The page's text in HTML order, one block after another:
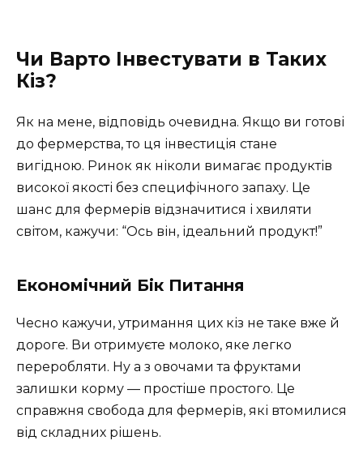
Чи Варто Інвестувати в Таких
Кіз?
Як на мене, відповідь очевидна. Якщо ви готові
до фермерства, то ця інвестиція стане
вигідною. Ринок як ніколи вимагає продуктів
високої якості без специфічного запаху. Це
шанс для фермерів відзначитися і хвиляти
світом, кажучи: “Ось він, ідеальний продукт!”
Економічний Бік Питання
Чесно кажучи, утримання цих кіз не таке вже й
дороге. Ви отримуєте молоко, яке легко
переробляти. Ну а з овочами та фруктами
залишки корму — простіше простого. Це
справжня свобода для фермерів, які втомилися
від складних рішень.